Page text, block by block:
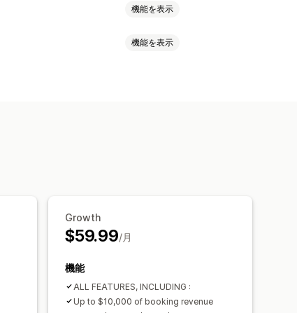
機能を表示
カスタム通知
機能を表示
Growth
$59.99/月
機能
ALL FEATURES, INCLUDING :
Up to $10,000 of booking revenue